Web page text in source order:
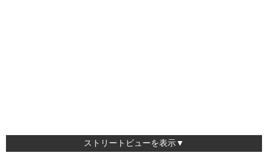
ストリートビューを表示▼